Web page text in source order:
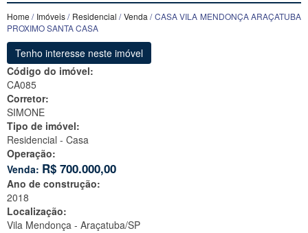
Home / Imóveis/ Residencial /Venda / CASA VILA MENDONÇA ARAÇATUBA
PROXIMO SANTA CASA
Tenho interesse neste imóvel
Código do imóvel:
CA085
Corretor:
SIMONE
Tipo de imóvel:
Residencial - Casa
Operação:
Venda: R$ 700.000,00
Ano de construção:
2018
Localização:
Vila Mendonça - Araçatuba/SP